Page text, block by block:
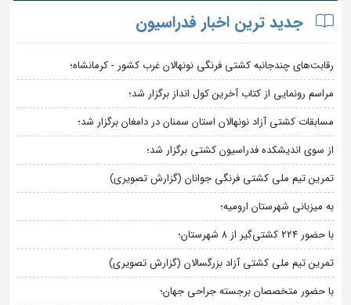
جدید ترین اخبار فدراسیون
رقابت‌های چندجانبه کشتی فرنگی نونهالان غرب کشور - کرمانشاه؛
مراسم رونمایی از کتاب آخرین کول انداز برگزار شد؛
مسابقات کشتی آزاد نونهالان استان سمنان در دامغان برگزار شد؛
از سوی اندیشکده فدراسیون کشتی برگزار شد؛
تمرین تیم ملی کشتی فرنگی جوانان (گزارش تصویری)
به میزبانی شهرستان ارومیه؛
با حضور ۲۲۴ کشتی‌گیر از ۸ شهرستان؛
تمرین تیم ملی کشتی آزاد بزرگسالان (گزارش تصویری)
با حضور متخصصان برجسته جراحی جهان؛